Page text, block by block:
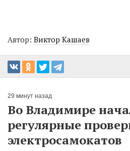
Автор: Виктор Кашаев
29 минут назад
Во Владимире
регулярные
электросамокатов